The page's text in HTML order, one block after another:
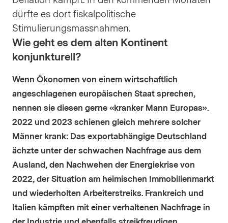
dürfte es dort fiskalpolitische
Stimulierungsmassnahmen.
Wie geht es dem alten Kontinent
konjunkturell?
Wenn Ökonomen von einem wirtschaftlich
angeschlagenen europäischen Staat sprechen,
nennen sie diesen gerne «kranker Mann Europas».
2022 und 2023 schienen gleich mehrere solcher
Männer krank: Das exportabhängige Deutschland
ächzte unter der schwachen Nachfrage aus dem
Ausland, den Nachwehen der Energiekrise von
2022, der Situation am heimischen Immobilienmarkt
und wiederholten Arbeiterstreiks. Frankreich und
Italien kämpften mit einer verhaltenen Nachfrage in